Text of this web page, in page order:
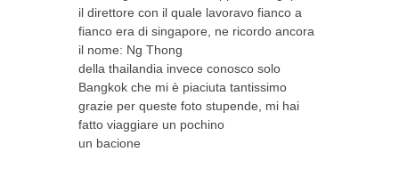
il direttore con il quale lavoravo fianco a
fianco era di singapore, ne ricordo ancora
il nome: Ng Thong
della thailandia invece conosco solo
Bangkok che mi è piaciuta tantissimo
grazie per queste foto stupende, mi hai
fatto viaggiare un pochino
un bacione